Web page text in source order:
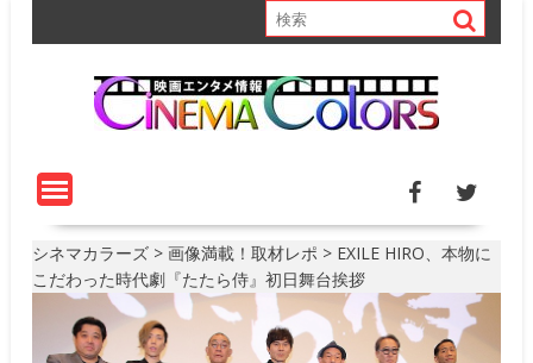
シネマカラーズ >画像満載！取材レポ > EXILE HIRO、本物に
こだわった時代劇『たたら侍』初日舞台挨拶